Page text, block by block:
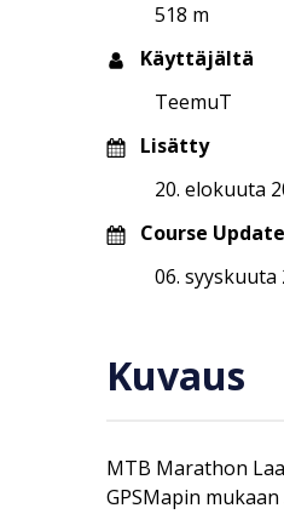
518 m
Käyttäjältä
TeemuT
Lisätty
20. elokuuta
Course
06. syyskuuta
Kuvaus
MTB Marathon
GPSMapin